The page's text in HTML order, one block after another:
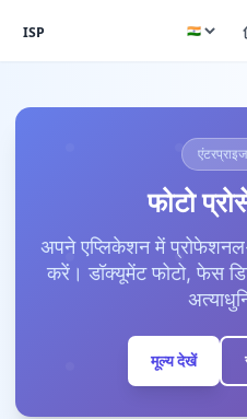
ISP
फोटो
अपने एप्लिकेशन में
करें। डॉक्यूमेंट फोटो, फेस
मूल्य देखें